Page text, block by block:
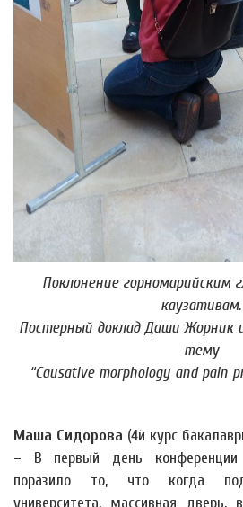
Поклонение горномарийским
каузативам.
Постерный доклад Даши Жорник
тему
“Causative morphology and pain
Маша Сидорова (4й курс
– В первый день
поразило то, что когда
университета, массивная